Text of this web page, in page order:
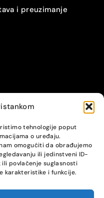
tehnologije poput
o uređaju.
omogućiti da obrađujemo
ili jedinstveni ID-
povlačenje suglasnosti
karakteristike i funkcije.
i preuzimanje
Reserved.